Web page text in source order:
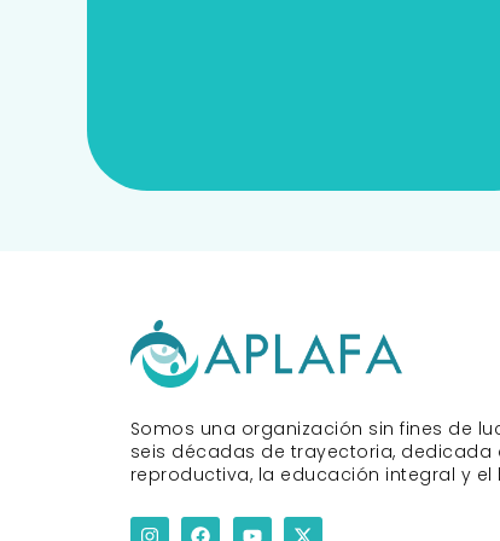
Somos una organización sin fines de
seis décadas de trayectoria, dedicada
reproductiva, la educación integral y el
I F Y X